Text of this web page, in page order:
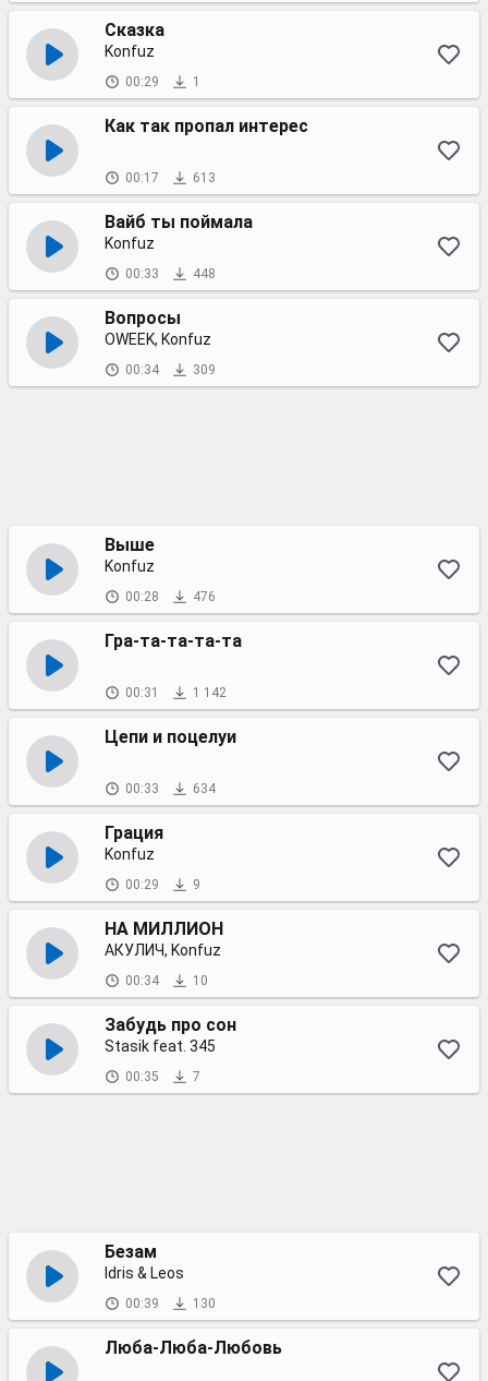
Сказка
Konfuz
00:29 1
Как так пропал интерес
00:17 613
Вайб ты поймала
Konfuz
00:33 448
Вопросы
OWEEK, Konfuz
00:34 309
Выше
Konfuz
00:28 476
Гра-та-та-та-та
00:31 1 142
Цепи и поцелуи
00:33 634
Грация
Konfuz
00:29 9
НА МИЛЛИОН
АКУЛИЧ, Konfuz
00:34 10
Забудь про сон
Stasik feat. 345
00:35 7
Безам
Idris & Leos
00:39 130
Люба-Люба-Любовь